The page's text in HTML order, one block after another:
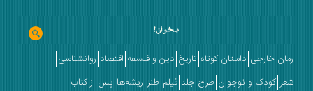
رمان خارجی داستان کوتاه تاریخ دین و فلسفه اقتصاد روانشناسی
شعر کودک و نوجوان طرح جلد فیلم طنز ریشه‌ها پس از کتاب